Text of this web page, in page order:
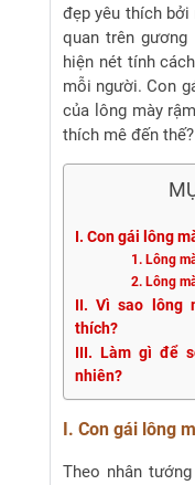
đẹp yêu thích bởi
quan trên
hiện nét tính
mỗi người. Con
của lông mày
thích mê đến thế?
I. Con gái lông
1. Lông
2. Lông
II. Vì sao lông
thích?
III. Làm gì để
nhiên?
I. Con gái lông
Theo nhân